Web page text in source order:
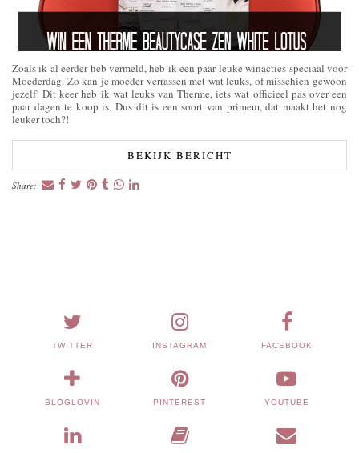
Zoals ik al eerder heb vermeld, heb ik een paar leuke winacties speciaal voor
Moederdag. Zo kan je moeder verrassen met wat leuks, of misschien gewoon
jezelf! Dit keer heb ik wat leuks van Therme, iets wat officieel pas over een
paar dagen te koop is. Dus dit is een soort van primeur, dat maakt het nog
leuker toch?!
BEKIJK BERICHT
Share:
TWITTER INSTAGRAM FACEBOOK
BLOGLOVIN PINTEREST YOUTUBE